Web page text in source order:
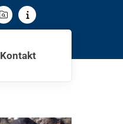
Kontakt